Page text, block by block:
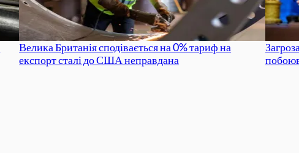
Велика Британія сподівається на 0% тариф на
експорт сталі до США неправдана